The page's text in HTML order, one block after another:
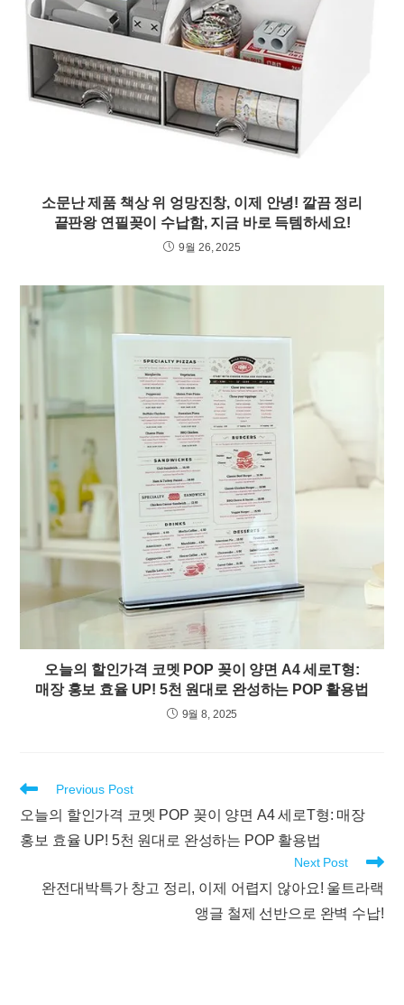
소문난 제품 책상 위 엉망진창, 이제 안녕! 깔끔 정리
끝판왕 연필꽂이 수납함, 지금 바로 득템하세요!
9월 26, 2025
오늘의 할인가격 코멧 POP 꽂이 양면 A4 세로T형:
매장 홍보 효율 UP! 5천 원대로 완성하는 POP 활용법
9월 8, 2025
Read
articles
Previous Post
오늘의 할인가격 코멧 POP 꽂이 양면 A4 세로T형: 매장
홍보 효율 UP! 5천 원대로 완성하는 POP 활용법
Next Post
완전대박특가 창고 정리, 이제 어렵지 않아요! 울트라랙
앵글 철제 선반으로 완벽 수납!